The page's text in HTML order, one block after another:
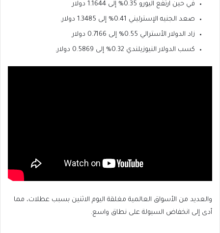
في حين ارتفع اليورو 0.35% إلى 1.1644 دولار
صعد الجنيه الإسترليني 0.41% إلى 1.3485 دولار.
زاد الدولار الأسترالي 0.55% إلى 0.7166 دولار
كسب الدولار النيوزيلندي 0.32% إلى 0.5869 دولار.
والعديد من الأسواق العالمية مغلقة اليوم الاثنين بسبب عطلات، مما
أدى إلى انخفاض السيولة على نطاق واسع.